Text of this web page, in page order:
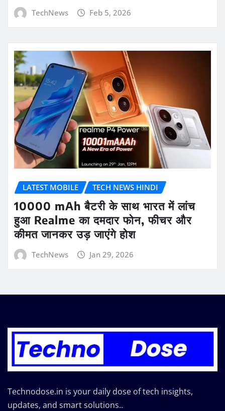
TechNews Feb 5, 2026
LATEST MOBILE TECH NEWS HINDI
10000 mAh बैटरी के साथ भारत में लांच
हुआ Realme का दमदार फोन, फीचर और
कीमत जानकर उड़ जाएंगे होश
TechNews Jan 29, 2026
Technodose.in is your daily dose of tech insights,
updates, and smart solutions..